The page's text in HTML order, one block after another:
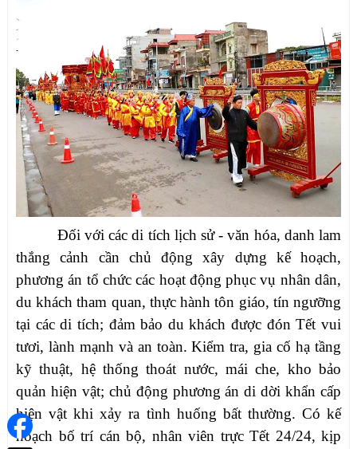
Đối với các di tích lịch sử - văn hóa, danh lam
thắng cảnh cần chủ động xây dựng kế hoạch,
phương án tổ chức các hoạt động phục vụ nhân dân,
du khách tham quan, thực hành tôn giáo, tín ngưỡng
tại các di tích; đảm bảo du khách được đón Tết vui
tươi, lành mạnh và an toàn. Kiểm tra, gia cố hạ tầng
kỹ thuật, hệ thống thoát nước, mái che, kho bảo
quản hiện vật; chủ động phương án di dời khẩn cấp
hiện vật khi xảy ra tình huống bất thường. Có kế
hoạch bố trí cán bộ, nhân viên trực Tết 24/24, kịp